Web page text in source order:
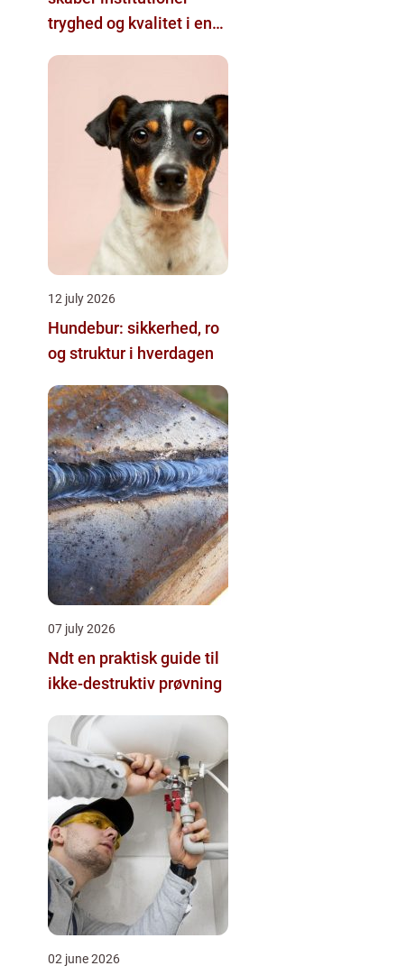
tryghed og kvalitet i en
12 july 2026
Hundebur: sikkerhed, ro
og struktur i hverdagen
07 july 2026
Ndt en praktisk guide til
ikke-destruktiv prøvning
02 june 2026